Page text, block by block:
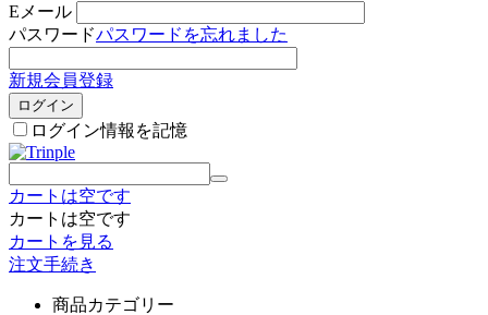
Eメール
パスワードパスワードを忘れました
新規会員登録
ログイン
ログイン情報を記憶
カートは空です
カートは空です
カートを見る
注文手続き
商品カテゴリー